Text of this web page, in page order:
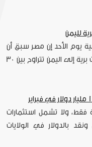
لليمن
يوم الأحد إن مصر سبق أن
عرضت على السعودية والتحالف إرسال قوات برية إلى اليمن تتراوح بين 30
فقط، ولا تشمل استثمارات
بالدولار في الولايات